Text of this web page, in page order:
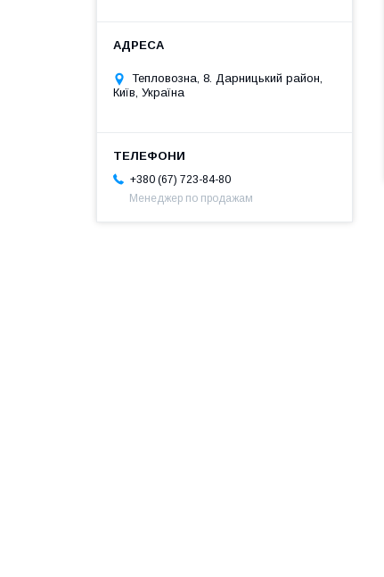
Тепловозна, 8. Дарницький район,
Київ, Україна
+380 (67) 723-84-80
Менеджер по продажам